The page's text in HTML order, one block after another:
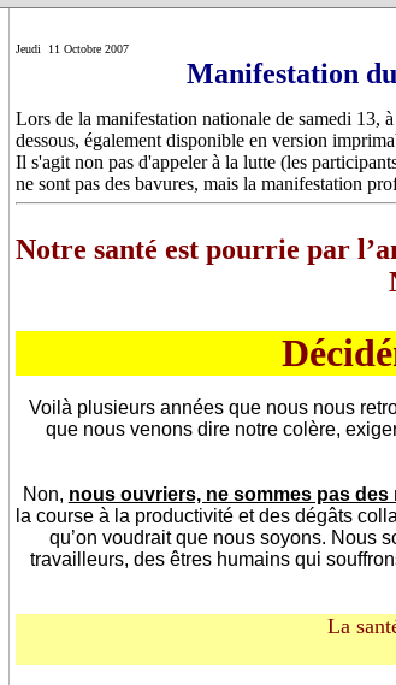
Jeudi 11 Octobre 2007
Manifestation
Lors de la manifestation nationale de samedi 13,
dessous, également disponible en version
Il s'agit non pas d'appeler à la lutte (les
ne sont pas des bavures, mais la manifestation
Notre santé est pourrie par
Voilà plusieurs années que nous nous
que nous venons dire notre colère,
Non, nous ouvriers, ne sommes pas
la course à la productivité et des dégâts
qu’on voudrait que nous soyons. Nous
travailleurs, des êtres humains qui
La